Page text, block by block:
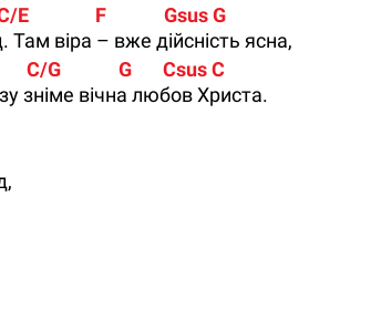
F             Gsus G
віра – вже дійсність ясна,
C/G             G       Csus C
зніме вічна любов Христа.